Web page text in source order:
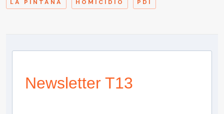
LA PINTANA HOMICIDIO PDI
Newsletter T13